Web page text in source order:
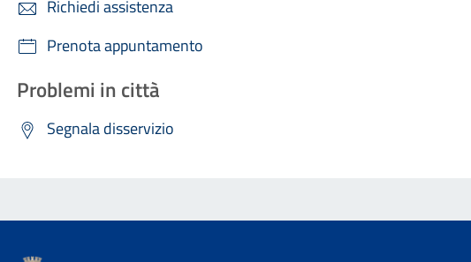
Richiedi assistenza
Prenota appuntamento
Problemi in città
Segnala disservizio